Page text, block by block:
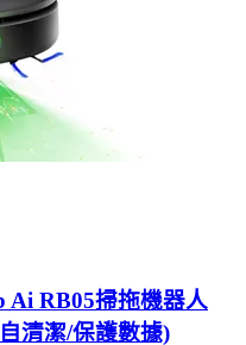
Ai RB05掃拖機器人
清潔/保護數據)